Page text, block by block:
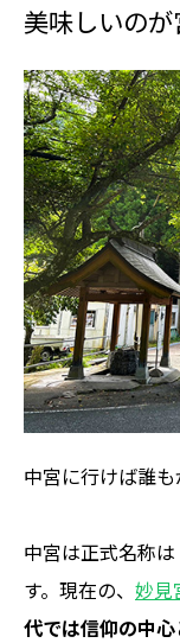
美味しいの
中宮に行けば誰も
中宮は正式名称
す。現在の、 妙見
代では信仰の中